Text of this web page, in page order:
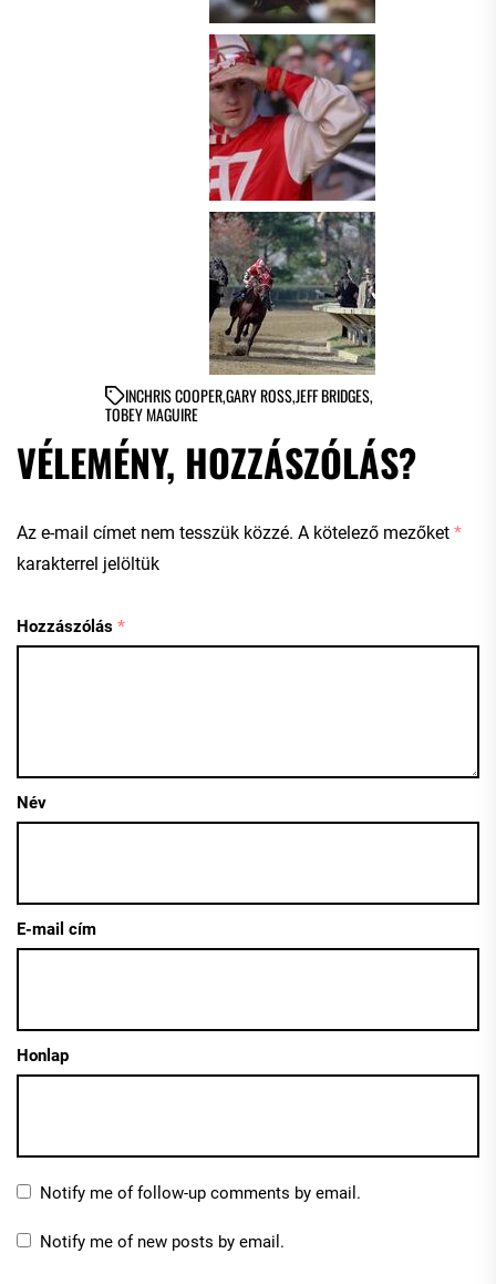
INCHRIS COOPER,GARY ROSS,JEFF BRIDGES,
TOBEY MAGUIRE
VÉLEMÉNY, HOZZÁSZÓLÁS?
Az e-mail címet nem tesszük közzé. A kötelező mezőket *
karakterrel jelöltük
Hozzászólás *
Név
E-mail cím
Honlap
Notify me of follow-up comments by email.
Notify me of new posts by email.